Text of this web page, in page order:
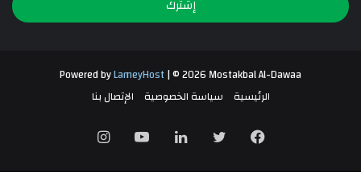
Powered byLameyHost| © 2026 Mostakbal Al-Dawaa
الرئيسية
سياسة الخصوصية الإتصال بنا
فيسبوك تويتر لينكدإنيوتيوبانستقرام